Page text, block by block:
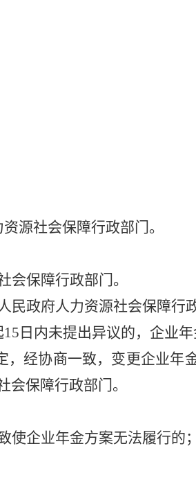
源社会保障行政部门。
保障行政部门。
政府人力资源社会保障行
日内未提出异议的，企业年
经协商一致，变更企业年
保障行政部门。
使企业年金方案无法履行的；